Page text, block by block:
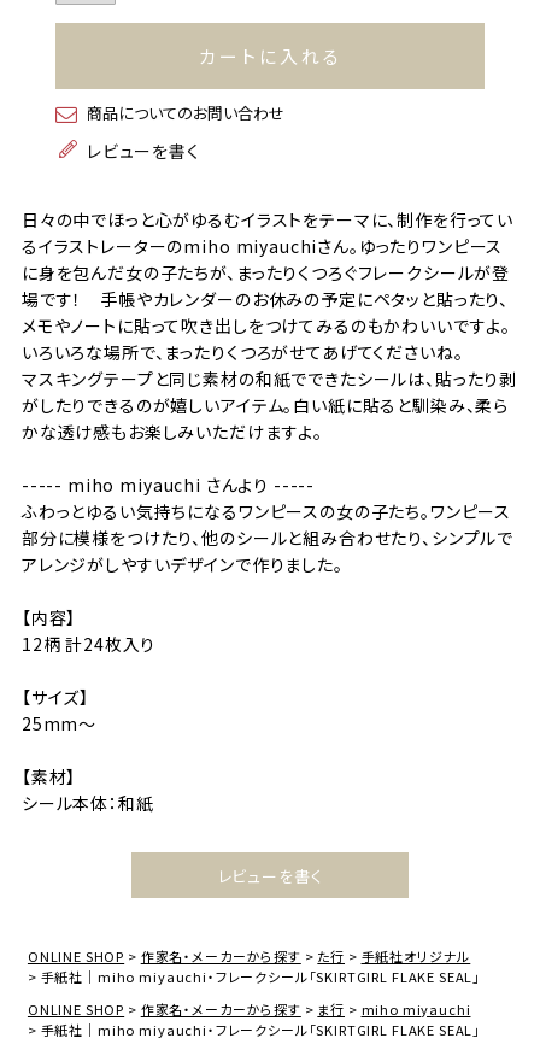
カートに入れる
商品についてのお問い合わせ
レビューを書く
日々の中でほっと心がゆるむイラストをテーマに、制作を行ってい
るイラストレーターのmiho miyauchiさん。ゆったりワンピース
に身を包んだ女の子たちが、まったりくつろぐフレークシールが登
場です！ 手帳やカレンダーのお休みの予定にペタッと貼ったり、
メモやノートに貼って吹き出しをつけてみるのもかわいいですよ。
いろいろな場所で、まったりくつろがせてあげてくださいね。
マスキングテープと同じ素材の和紙でできたシールは、貼ったり剥
がしたりできるのが嬉しいアイテム。白い紙に貼ると馴染み、柔ら
かな透け感もお楽しみいただけますよ。
----- miho miyauchi さんより -----
ふわっとゆるい気持ちになるワンピースの女の子たち。ワンピース
部分に模様をつけたり、他のシールと組み合わせたり、シンプルで
アレンジがしやすいデザインで作りました。
【内容】
12柄 計24枚入り
【サイズ】
25mm〜
【素材】
シール本体：和紙
レビューを書く
ONLINE SHOP 作家名・メーカーから探す た行
手紙社オリジナル
手紙社｜miho miyauchi・フレークシール「SKIRTGIRL FLAKE SEAL」
ONLINE SHOP
作家名・メーカーから探す ま行
miho miyauchi
手紙社｜miho miyauchi・フレークシール「SKIRTGIRL FLAKE SEAL」